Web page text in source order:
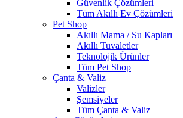
Güvenlik Çözümleri
Tüm Akıllı Ev Çözümleri
Pet Shop
Akıllı Mama / Su Kapları
Akıllı Tuvaletler
Teknolojik Ürünler
Tüm Pet Shop
Çanta & Valiz
Valizler
Şemsiyeler
Tüm Çanta & Valiz